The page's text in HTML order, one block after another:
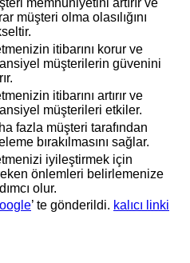
müşteri olma olasılığını
itibarını korur ve
müşterilerin güvenini
itibarını artırır ve
müşterileri etkiler.
fazla müşteri tarafından
bırakılmasını sağlar.
iyileştirmek için
önlemleri belirlemenize
olur.
’ te gönderildi. kalıcı linki